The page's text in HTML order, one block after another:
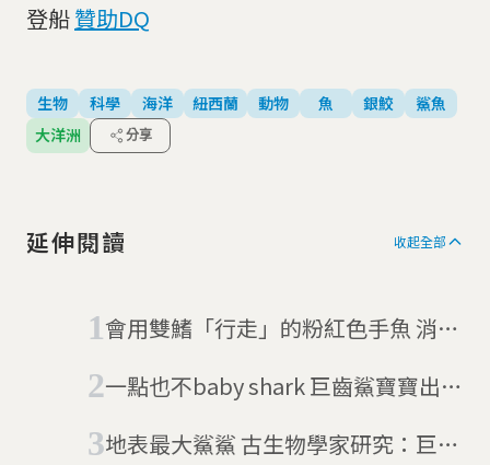
登船贊助DQ
生物 科學 海洋 紐西蘭 動物 魚 銀鮫
鯊魚
大洋洲
分享
延伸閱讀 收起全部
會用雙鰭「行走」的粉紅色手魚 消失
一點也不baby shark 巨齒鯊寶寶出生
地表最大鯊鯊 古生物學家研究：巨齒